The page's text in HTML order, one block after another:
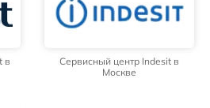
в
Сервисный центр Indesit в
Москве